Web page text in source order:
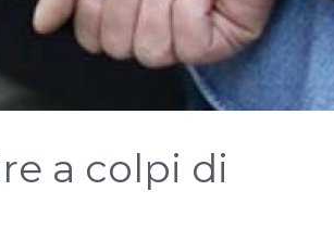
a colpi di